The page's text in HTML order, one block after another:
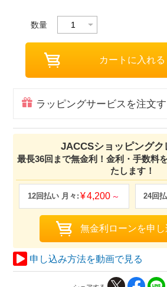
数量
ラッピングサービスを注文
JACCSショッピングク
最長36回まで無金利！金利・手数料
たします！
4,200
申し込み方法を動画で見る